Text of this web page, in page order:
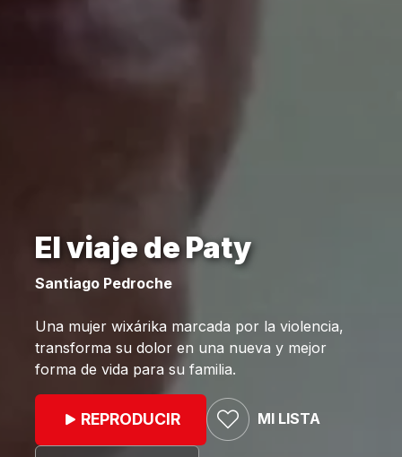
El viaje de Paty
Santiago Pedroche
Una mujer wixárika marcada por la violencia,
transforma su dolor en una nueva y mejor
forma de vida para su familia.
REPRODUCIR MI LISTA